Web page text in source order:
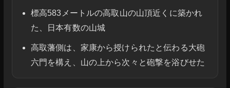
標高583メートルの高取山の山頂近くに築かれ
た、日本有数の山城
高取藩側は、家康から授けられたと伝わる大砲
六門を構え、山の上から次々と砲撃を浴びせた